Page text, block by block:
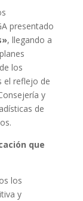
presentado
, llegando a
los
el reflejo de
y
de
que
los
y